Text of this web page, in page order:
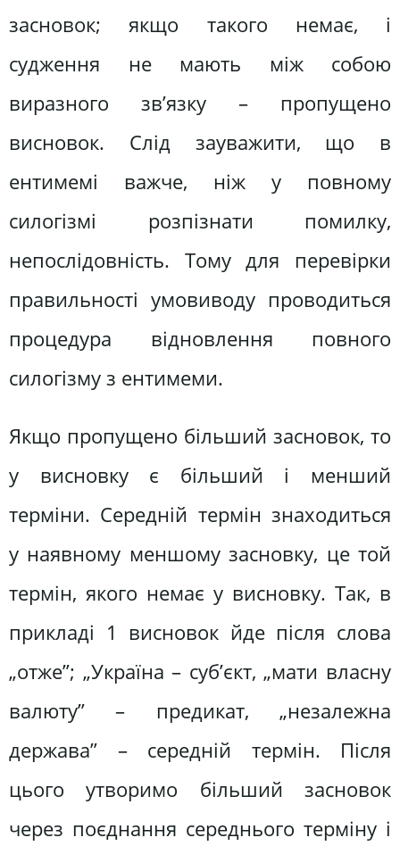
засновок; якщо такого немає, і
судження не мають між собою
виразного зв’язку – пропущено
висновок. Слід зауважити, що в
ентимемі важче, ніж у повному
силогізмі розпізнати помилку,
непослідовність. Тому для перевірки
правильності умовиводу проводиться
процедура відновлення повного
силогізму з ентимеми.
Якщо пропущено більший засновок, то
у висновку є більший і менший
терміни. Середній термін знаходиться
у наявному меншому засновку, це той
термін, якого немає у висновку. Так, в
прикладі 1 висновок йде після слова
„отже”; „Україна – суб’єкт, „мати власну
валюту” – предикат, „незалежна
держава” – середній термін. Після
цього утворимо більший засновок
через поєднання середнього терміну і